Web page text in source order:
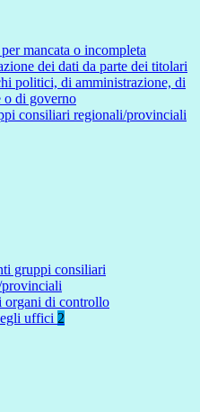
mancata o incompleta
dei dati da parte dei titolari
politici, di amministrazione, di
o di governo
consiliari regionali/provinciali
gruppi consiliari
organi di controllo
uffici 2